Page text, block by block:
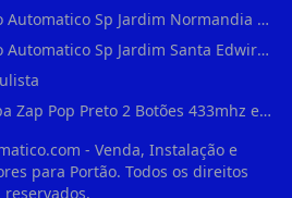
Bairros Atendidos Portao Automatico Sp Jardim Normandia Guarulhos Sp Motor Para Portao Automatico Eletronico
Bairros Atendidos Portao Automatico Sp Jardim Santa Edwirges Guarulhos Sp Motor Para Portao Automatico Eletronico
Kit 4 Controle Remoto Ppa Zap Pop Preto 2 Botões 433mhz em Pari
- Venda, Instalação e
para Portão. Todos os direitos
reservados.